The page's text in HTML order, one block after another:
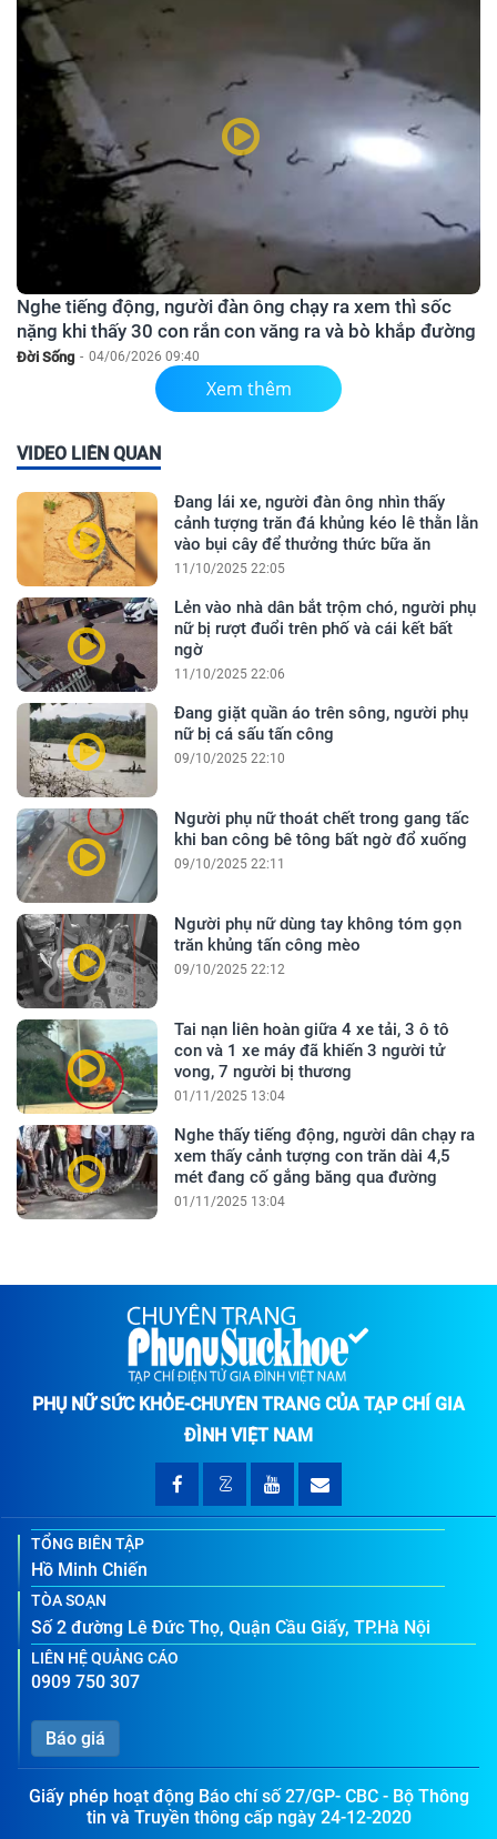
Nghe tiếng động, người đàn ông chạy ra xem thì sốc
nặng khi thấy 30 con rắn con văng ra và bò khắp đường
Đời Sống - 04/06/2026 09:40
Xem thêm
VIDEO LIÊN QUAN
Đang lái xe, người đàn ông nhìn thấy
cảnh tượng trăn đá khủng kéo lê thằn lằn
vào bụi cây để thưởng thức bữa ăn
11/10/2025 22:05
Lẻn vào nhà dân bắt trộm chó, người phụ
nữ bị rượt đuổi trên phố và cái kết bất
ngờ
11/10/2025 22:06
Đang giặt quần áo trên sông, người phụ
nữ bị cá sấu tấn công
09/10/2025 22:10
Người phụ nữ thoát chết trong gang tấc
khi ban công bê tông bất ngờ đổ xuống
09/10/2025 22:11
Người phụ nữ dùng tay không tóm gọn
trăn khủng tấn công mèo
09/10/2025 22:12
Tai nạn liên hoàn giữa 4 xe tải, 3 ô tô
con và 1 xe máy đã khiến 3 người tử
vong, 7 người bị thương
01/11/2025 13:04
Nghe thấy tiếng động, người dân chạy ra
xem thấy cảnh tượng con trăn dài 4,5
mét đang cố gắng băng qua đường
01/11/2025 13:04
PHỤ NỮ SỨC KHỎE-CHUYÊN TRANG CỦA TẠP CHÍ GIA
ĐÌNH VIỆT NAM
TỔNG BIÊN TẬP
Hồ Minh Chiến
TÒA SOẠN
Số 2 đường Lê Đức Thọ, Quận Cầu Giấy, TP.Hà Nội
LIÊN HỆ QUẢNG CÁO
0909 750 307
Báo giá
Giấy phép hoạt động Báo chí số 27/GP- CBC - Bộ Thông
tin và Truyền thông cấp ngày 24-12-2020